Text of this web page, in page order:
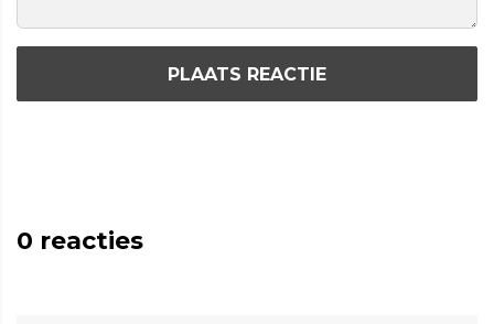
PLAATS REACTIE
0 reacties